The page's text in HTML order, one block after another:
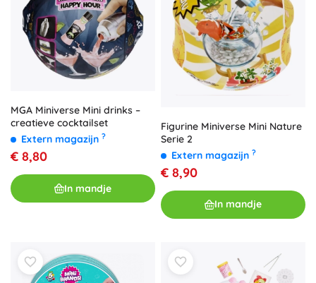
MGA Miniverse Mini drinks –
creatieve cocktailset
Extern magazijn ?
€ 8,80
In mandje
Figurine Miniverse Mini Nature
Serie 2
Extern magazijn ?
€ 8,90
In mandje